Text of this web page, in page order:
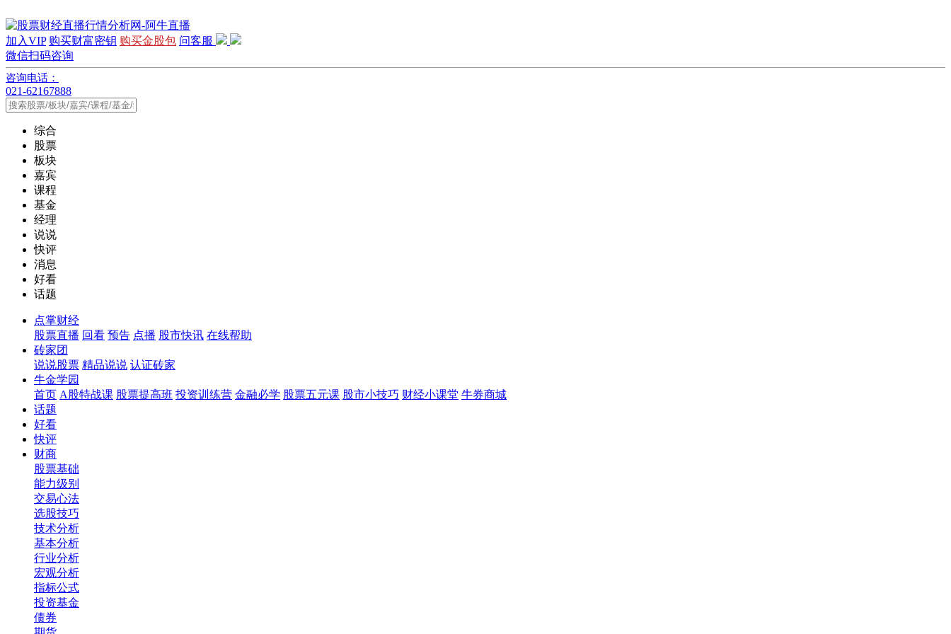
加入VIP 购买财富密钥 购买金股包 问客服
微信扫码咨询
咨询电话：
021-62167888
综合
股票
板块
嘉宾
课程
基金
经理
说说
快评
消息
好看
话题
点掌财经
股票直播 回看 预告 点播 股市快讯 在线帮助
砖家团
说说股票 精品说说 认证砖家
牛金学园
首页 A股特战课 股票提高班 投资训练营 金融必学 股票五元课 股市小技巧 财经小课堂 牛券商城
话题
好看
快评
财商
股票基础
能力级别
交易心法
选股技巧
技术分析
基本分析
行业分析
宏观分析
指标公式
投资基金
债券